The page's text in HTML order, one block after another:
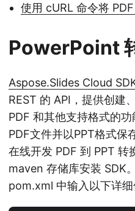
使用 cURL 命令将
PowerPoint
Aspose.Slides Cloud
REST 的 API，提供创建
PDF 和其他支持格式的
PDF文件并以PPT格式保
在线开发 PDF 到 PPT 转
maven 存储库安装 SDK
pom.xml 中输入以下详细